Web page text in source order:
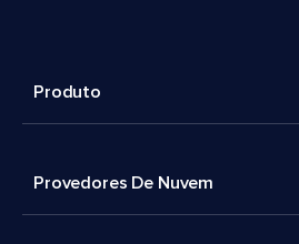
Produto
Provedores De Nuvem